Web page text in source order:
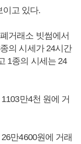
이고 있다.
거래소 빗썸에서
의 시세가 24시간
1종의 시세는 24
만4천 원에 거
만4600원에 거래